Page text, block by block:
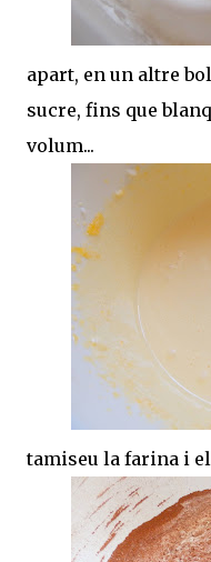
apart, en un altre
sucre, fins que
volum...
tamiseu la farina i el